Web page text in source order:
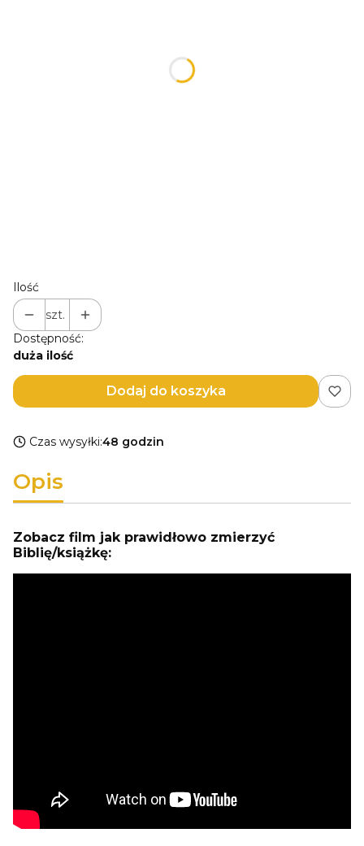
Ilość
szt.
Dostępność:
duża ilość
Dodaj do koszyka
Czas wysyłki:48 godzin
Opis
Zobacz film jak prawidłowo zmierzyć
Biblię/książkę: